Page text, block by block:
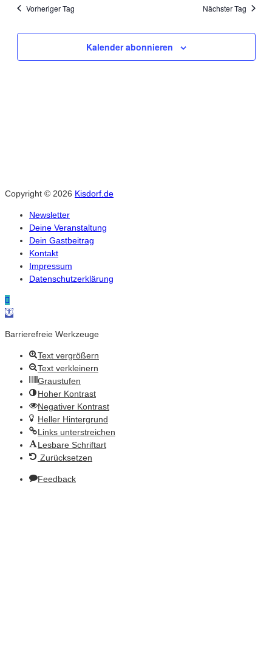
2026
Vorheriger Tag Nächster Tag
Kalender abonnieren
Copyright © 2026 Kisdorf.de
Newsletter
Deine Veranstaltung
Dein Gastbeitrag
Kontakt
Impressum
Datenschutzerklärung
Werkzeugleiste öffnen
Barrierefreie Werkzeuge
Text vergrößern
Text verkleinern
Graustufen
Hoher Kontrast
Negativer Kontrast
Heller Hintergrund
Links unterstreichen
Lesbare Schriftart
Zurücksetzen
Feedback